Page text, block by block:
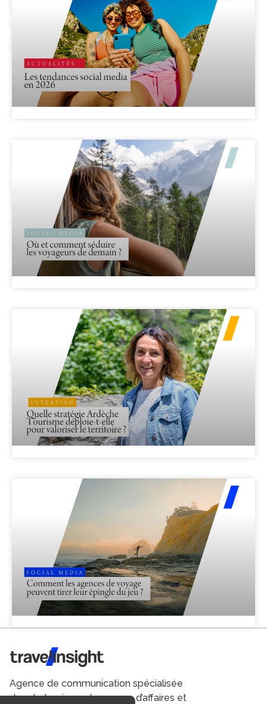
Travel Insight
Agence de communication spécialisée
dans le tourisme du voyage d’affaires et